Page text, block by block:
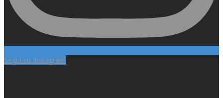
Segui su Instagram